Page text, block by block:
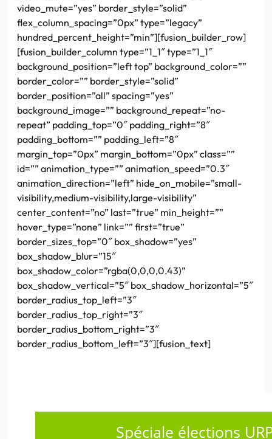
video_mute=”yes” border_style=”solid”
flex_column_spacing=”0px” type=”legacy”
hundred_percent_height=”min”][fusion_builder_row]
[fusion_builder_column type=”1_1″ type=”1_1″
background_position=”left top” background_color=””
border_color=”” border_style=”solid”
border_position=”all” spacing=”yes”
background_image=”” background_repeat=”no-
repeat” padding_top=”0″ padding_right=”8″
padding_bottom=”” padding_left=”8″
margin_top=”0px” margin_bottom=”0px” class=””
id=”” animation_type=”” animation_speed=”0.3″
animation_direction=”left” hide_on_mobile=”small-
visibility,medium-visibility,large-visibility”
center_content=”no” last=”true” min_height=””
hover_type=”none” link=”” first=”true”
border_sizes_top=”0″ box_shadow=”yes”
box_shadow_blur=”15″
box_shadow_color=”rgba(0,0,0,0.43)”
box_shadow_vertical=”5″ box_shadow_horizontal=”5″
border_radius_top_left=”3″
border_radius_top_right=”3″
border_radius_bottom_right=”3″
border_radius_bottom_left=”3″][fusion_text]
Spéciale élections